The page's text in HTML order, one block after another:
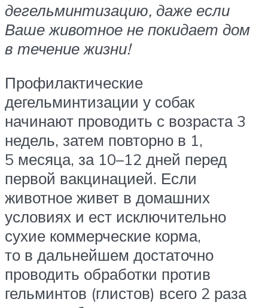
дегельминтизацию, даже если
Ваше животное не покидает дом
в течение жизни!
Профилактические
дегельминтизации у собак
начинают проводить с возраста 3
недель, затем повторно в 1,
5 месяца, за 10–12 дней перед
первой вакцинацией. Если
животное живет в домашних
условиях и ест исключительно
сухие коммерческие корма,
то в дальнейшем достаточно
проводить обработки против
гельминтов (глистов) всего 2 раза